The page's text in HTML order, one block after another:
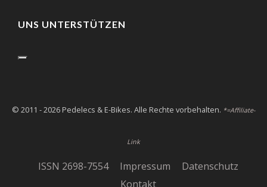
UNS UNTERSTÜTZEN
© 2011 - 2026 Pedelecs & E-Bikes. Alle Rechte vorbehalten. *=Affiliate-
Link
ISSN 2698-7554 Impressum
Datenschutz
Kontakt